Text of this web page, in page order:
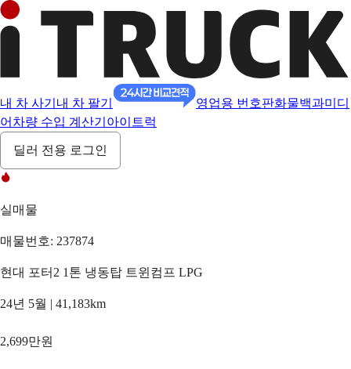
내 차 사기 내 차 팔기 영업용 번호판화물백과미디
어 차량 수입 계산기 아이트럭
딜러 전용 로그인
실매물
매물번호: 237874
현대 포터2 1톤 냉동탑 트윈컴프 LPG
24년 5월 | 41,183km
2,699만원